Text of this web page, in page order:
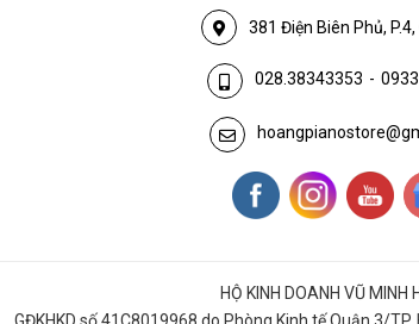
381 Điện Biên Phủ, P.4,
028.38343353 -
HỘ KINH DOANH VŨ MINH
GĐKHKD số 41C8019968 do Phòng Kinh tế Quận 3/